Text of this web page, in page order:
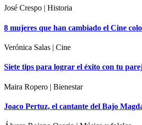
José Crespo | Historia
8 mujeres que han cambiado el Cine
Verónica Salas | Cine
Siete tips para lograr el éxito con tu
Maira Ropero | Bienestar
Joaco Pertuz, el cantante del Bajo